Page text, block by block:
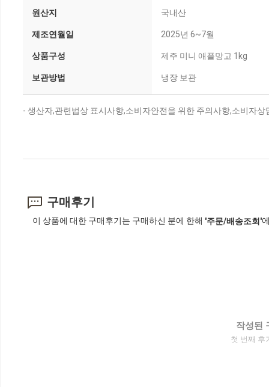
원산지 국내산
제조연월일 2025년 6~7월
상품구성 제주 미니 애플망고 1kg
보관방법 냉장 보관
- 생산자,관련법상 표시사항,소비자안전을 위한 주의사항,소비자
구매후기
이 상품에 대한 구매후기는 구매하신 분에 한해 '주문/배송조회'
작성된
첫 번째 후